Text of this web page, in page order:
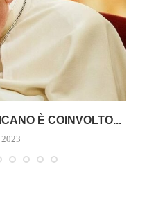
È COINVOLTO...